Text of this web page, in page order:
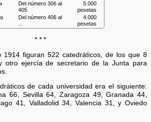
Del número 306 al
405
5.000
pesetas
Del número 406 al
4.000
pesetas
* * *
figuran 522 catedráticos, de los que 8
otro ejercía de secretario de la Junta para
de cada universidad era el siguiente:
66, Sevilla 64, Zaragoza 49, Granada 44,
41, Valladolid 34, Valencia 31, y Oviedo